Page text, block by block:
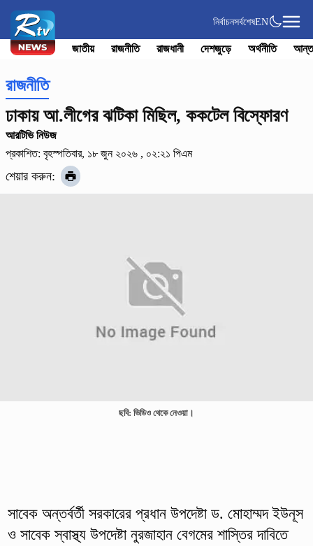
নির্বাচনসর্বশেষEN
জাতীয় রাজনীতি রাজধানী দেশজুড়ে অর্থনীতি
রাজনীতি
ঢাকায় আ.লীগের ঝটিকা মিছিল, ককটেল বিস্ফোরণ
আরটিভি নিউজ
প্রকাশিত: বৃহস্পতিবার, ১৮ জুন ২০২৬ , ০২:২১ পিএম
শেয়ার করুন:
ছবি: ভিডিও থেকে নেওয়া।
সাবেক অন্তর্বর্তী সরকারের প্রধান উপদেষ্টা ড. মোহাম্মদ ইউনূস
ও সাবেক স্বাস্থ্য উপদেষ্টা নুরজাহান বেগমের শাস্তির দাবিতে